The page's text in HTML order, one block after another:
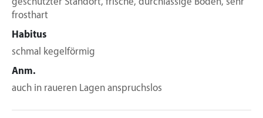
geschützter Standort, frische, durchlässige Böden, sehr
frosthart
Habitus
schmal kegelförmig
Anm.
auch in raueren Lagen anspruchslos